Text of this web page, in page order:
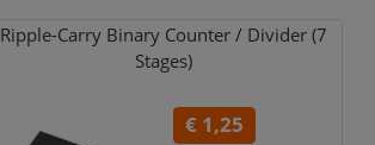
Ripple-Carry Binary Counter / Divider (7
Stages)
€ 1,25